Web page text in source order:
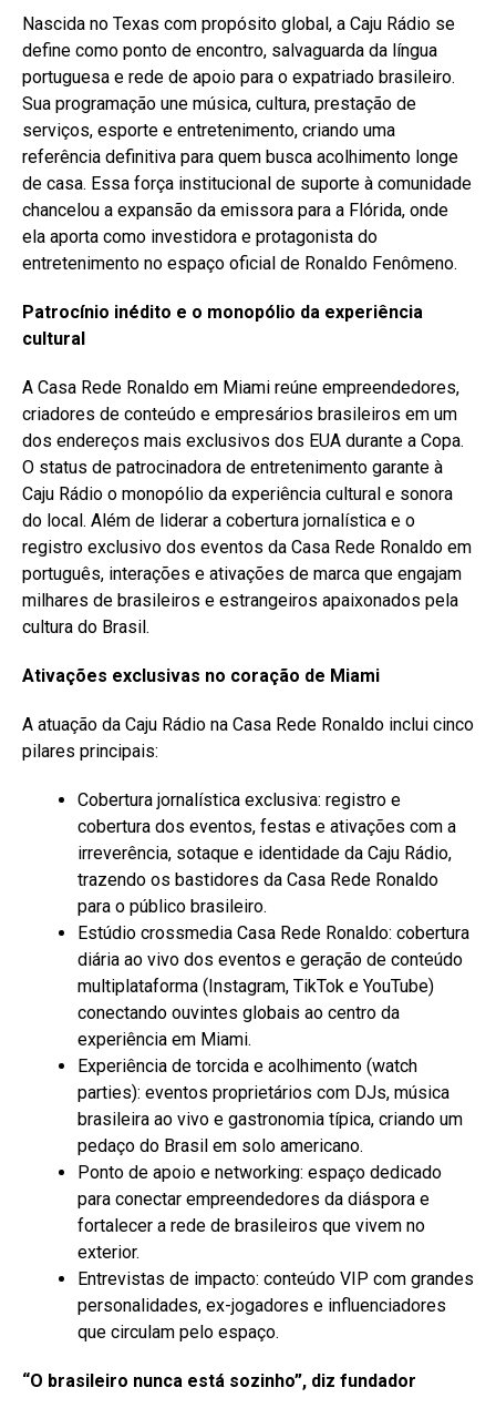
Nascida no Texas com propósito global, a Caju Rádio se
define como ponto de encontro, salvaguarda da língua
portuguesa e rede de apoio para o expatriado brasileiro.
Sua programação une música, cultura, prestação de
serviços, esporte e entretenimento, criando uma
referência definitiva para quem busca acolhimento longe
de casa. Essa força institucional de suporte à comunidade
chancelou a expansão da emissora para a Flórida, onde
ela aporta como investidora e protagonista do
entretenimento no espaço oficial de Ronaldo Fenômeno.
Patrocínio inédito e o monopólio da experiência
cultural
A Casa Rede Ronaldo em Miami reúne empreendedores,
criadores de conteúdo e empresários brasileiros em um
dos endereços mais exclusivos dos EUA durante a Copa.
O status de patrocinadora de entretenimento garante à
Caju Rádio o monopólio da experiência cultural e sonora
do local. Além de liderar a cobertura jornalística e o
registro exclusivo dos eventos da Casa Rede Ronaldo em
português, interações e ativações de marca que engajam
milhares de brasileiros e estrangeiros apaixonados pela
cultura do Brasil.
Ativações exclusivas no coração de Miami
A atuação da Caju Rádio na Casa Rede Ronaldo inclui cinco
pilares principais:
Cobertura jornalística exclusiva: registro e
cobertura dos eventos, festas e ativações com a
irreverência, sotaque e identidade da Caju Rádio,
trazendo os bastidores da Casa Rede Ronaldo
para o público brasileiro.
Estúdio crossmedia Casa Rede Ronaldo: cobertura
diária ao vivo dos eventos e geração de conteúdo
multiplataforma (Instagram, TikTok e YouTube)
conectando ouvintes globais ao centro da
experiência em Miami.
Experiência de torcida e acolhimento (watch
parties): eventos proprietários com DJs, música
brasileira ao vivo e gastronomia típica, criando um
pedaço do Brasil em solo americano.
Ponto de apoio e networking: espaço dedicado
para conectar empreendedores da diáspora e
fortalecer a rede de brasileiros que vivem no
exterior.
Entrevistas de impacto: conteúdo VIP com grandes
personalidades, ex-jogadores e influenciadores
que circulam pelo espaço.
“O brasileiro nunca está sozinho”, diz fundador